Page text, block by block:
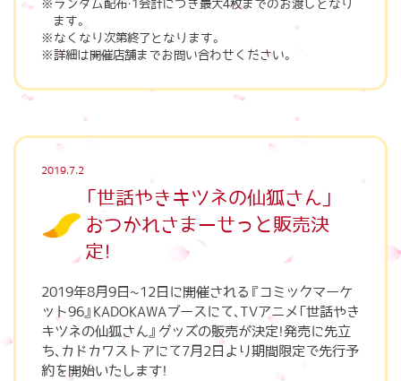
ランダム配布・1会計につき最大4枚までのお渡しとなり
ます。
なくなり次第終了となります。
詳細は開催店舗までお問い合わせください。
2019.7.2
「世話やきキツネの仙狐さん」
おつかれさまーせっと販売決
定！
2019年8月9日~12日に開催される『コミックマーケ
ット96』KADOKAWAブースにて、TVアニメ「世話やき
キツネの仙狐さん』グッズの販売が決定！発売に先立
ち、カドカワストアにて7月2日より期間限定で先行予
約を開始いたします！